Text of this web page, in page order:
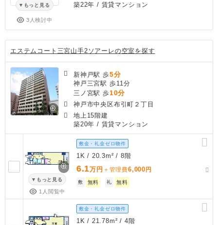
もっと見る
3人検討中
築22年 / 賃貸マンション
エステムコート三宮山手2ソアーレの空室を探す
新神戸駅 歩5分
神戸三宮駅 歩11分
三ノ宮駅 歩10分
神戸市中央区布引町２丁目
地上15階建
築20年 / 賃貸マンション
もっと見る
1人閲覧中
敷金・礼金ゼロ物件
1K / 20.3m² / 8階
6.1万円 ＋管理費6,000 円
敷 無料 礼 無料
敷金・礼金ゼロ物件
1K / 21.78m² / 4階